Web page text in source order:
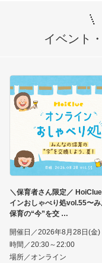
イベント
＼保育者さん限定／
インおしゃべり処vol.55〜
保育の“今”を交
開催日／2026年8月28日(金)
時間／20:30～22:00
場所／オンライン